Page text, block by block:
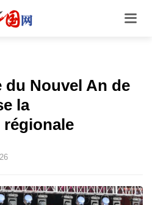
du Nouvel An de
la